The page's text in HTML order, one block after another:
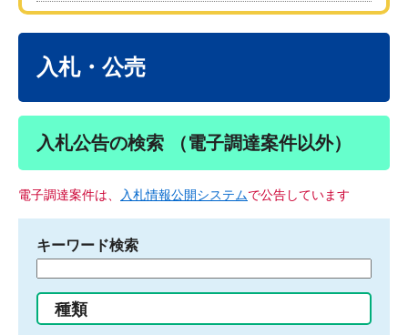
入札・公売
入札公告の検索 （電子調達案件以外）
電子調達案件は、 入札情報公開システムで公告しています
キーワード検索
る
種類